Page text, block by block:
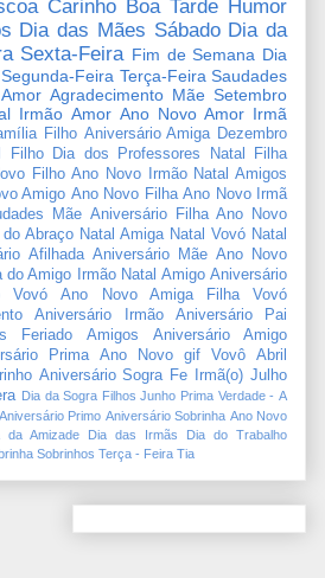
Carinho Boa Tarde Humor
Dia das Mães Sábado Dia da
Sexta-Feira Fim de Semana Dia
Segunda-Feira Terça-Feira Saudades
Agradecimento Mãe Setembro
Irmão Amor Ano Novo Amor Irmã
Filho Aniversário Amiga Dezembro
Filho Dia dos Professores
Natal Filha
Filho Ano Novo Irmão Natal Amigos
Amigo Ano Novo Filha Ano Novo Irmã
Mãe Aniversário Filha Ano Novo
do Abraço Natal Amiga Natal Vovó Natal
Afilhada Aniversário Mãe Ano Novo
do Amigo Irmão Natal Amigo Aniversário
Vovó Ano Novo Amiga Filha
Vovó
Aniversário Irmão
Aniversário Pai
Feriado Amigos
Aniversário Amigo
Prima Ano Novo gif Vovô
Abril
Aniversário Sogra Fe Irmã(o) Julho
Dia da Sogra Filhos Junho Prima Verdade - A
Aniversário Primo Aniversário Sobrinha Ano Novo
da Amizade Dia das Irmãs
Dia do Trabalho
Sobrinhos Terça - Feira Tia